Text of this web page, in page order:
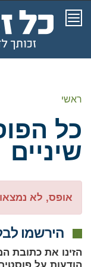
תפריט
ראשי
כל
שיניים
אופס, לא
הירשמו
הזינו את כתובת